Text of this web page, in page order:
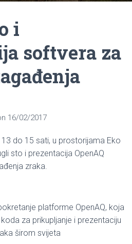
i
softvera za
16/02/2017
do 15 sati, u prostorijama Eko
sto i prezentacija OpenAQ
zraka.
platforme OpenAQ, koja
za prikupljanje i prezentaciju
širom svijeta